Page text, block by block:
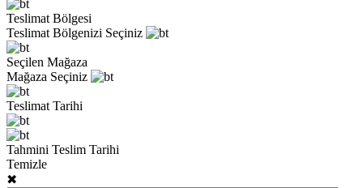
Teslimat Bölgesi
Teslimat Bölgenizi Seçiniz
Seçilen Mağaza
Mağaza Seçiniz
Teslimat Tarihi
Tahmini Teslim Tarihi
Temizle
✖